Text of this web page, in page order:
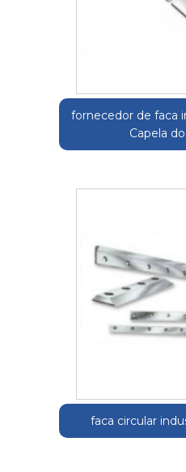
fornecedor de faca
Capela
faca circular